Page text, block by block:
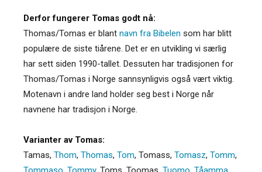
Derfor fungerer Tomas godt nå:
Thomas/Tomas er blant navn fra Bibelen som har blitt
populære de siste tiårene. Det er en utvikling vi særlig
har sett siden 1990-tallet. Dessuten har tradisjonen for
Thomas/Tomas i Norge sannsynligvis også vært viktig.
Motenavn i andre land holder seg best i Norge når
navnene har tradisjon i Norge.
Varianter av Tomas:
Tamas, Thom, Thomas, Tom, Tomass, Tomasz, Tomm,